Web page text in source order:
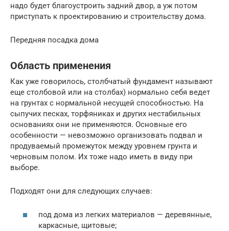
надо будет благоустроить задний двор, а уж потом
приступать к проектированию и строительству дома.
Передняя посадка дома
Область применения
Как уже говорилось, столбчатый фундамент называют
еще столбовой или на столбах) нормально себя ведет
на грунтах с нормальной несущей способностью. На
сыпучих песках, торфяниках и других нестабильных
основаниях они не применяются. Основные его
особенности — невозможно организовать подвал и
продуваемый промежуток между уровнем грунта и
черновым полом. Их тоже надо иметь в виду при
выборе.
Подходят они для следующих случаев:
под дома из легких материалов — деревянные,
каркасные, щитовые;